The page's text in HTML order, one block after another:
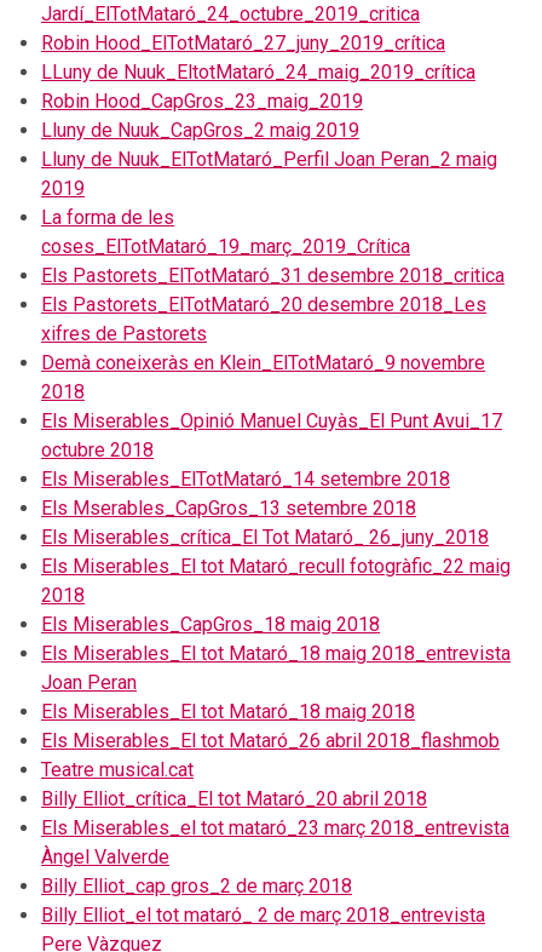
Jardí_ElTotMataró_24_octubre_2019_critica
Robin Hood_ElTotMataró_27_juny_2019_crítica
LLuny de Nuuk_EltotMataró_24_maig_2019_crítica
Robin Hood_CapGros_23_maig_2019
Lluny de Nuuk_CapGros_2 maig 2019
Lluny de Nuuk_ElTotMataró_Perfil Joan Peran_2 maig
2019
La forma de les
coses_ElTotMataró_19_març_2019_Crítica
Els Pastorets_ElTotMataró_31 desembre 2018_critica
Els Pastorets_ElTotMataró_20 desembre 2018_Les
xifres de Pastorets
Demà coneixeràs en Klein_ElTotMataró_9 novembre
2018
Els Miserables_Opinió Manuel Cuyàs_El Punt Avui_17
octubre 2018
Els Miserables_ElTotMataró_14 setembre 2018
Els Mserables_CapGros_13 setembre 2018
Els Miserables_crítica_El Tot Mataró_ 26_juny_2018
Els Miserables_El tot Mataró_recull fotogràfic_22 maig
2018
Els Miserables_CapGros_18 maig 2018
Els Miserables_El tot Mataró_18 maig 2018_entrevista
Joan Peran
Els Miserables_El tot Mataró_18 maig 2018
Els Miserables_El tot Mataró_26 abril 2018_flashmob
Teatre musical.cat
Billy Elliot_crítica_El tot Mataró_20 abril 2018
Els Miserables_el tot mataró_23 març 2018_entrevista
Àngel Valverde
Billy Elliot_cap gros_2 de març 2018
Billy Elliot_el tot mataró_ 2 de març 2018_entrevista
Pere Vàzquez